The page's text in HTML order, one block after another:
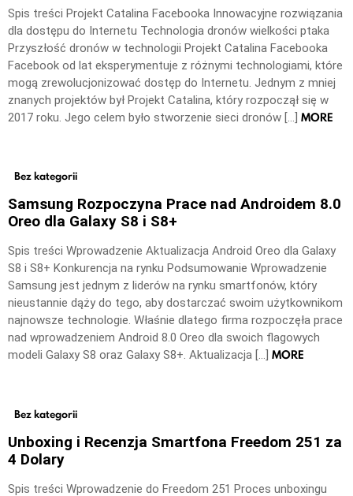
Spis treści Projekt Catalina Facebooka Innowacyjne rozwiązania
dla dostępu do Internetu Technologia dronów wielkości ptaka
Przyszłość dronów w technologii Projekt Catalina Facebooka
Facebook od lat eksperymentuje z różnymi technologiami, które
mogą zrewolucjonizować dostęp do Internetu. Jednym z mniej
znanych projektów był Projekt Catalina, który rozpoczął się w
2017 roku. Jego celem było stworzenie sieci dronów […] MORE
Bez kategorii
Samsung Rozpoczyna Prace nad Androidem 8.0
Oreo dla Galaxy S8 i S8+
Spis treści Wprowadzenie Aktualizacja Android Oreo dla Galaxy
S8 i S8+ Konkurencja na rynku Podsumowanie Wprowadzenie
Samsung jest jednym z liderów na rynku smartfonów, który
nieustannie dąży do tego, aby dostarczać swoim użytkownikom
najnowsze technologie. Właśnie dlatego firma rozpoczęła prace
nad wprowadzeniem Android 8.0 Oreo dla swoich flagowych
modeli Galaxy S8 oraz Galaxy S8+. Aktualizacja […] MORE
Bez kategorii
Unboxing i Recenzja Smartfona Freedom 251 za
4 Dolary
Spis treści Wprowadzenie do Freedom 251 Proces unboxingu